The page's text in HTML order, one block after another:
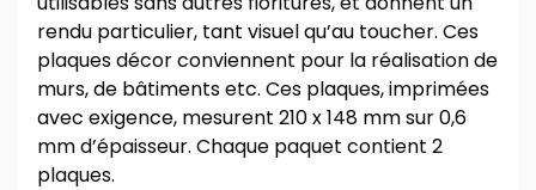
rendu particulier, tant visuel qu’au toucher. Ces
plaques décor conviennent pour la réalisation de
murs, de bâtiments etc. Ces plaques, imprimées
avec exigence, mesurent 210 x 148 mm sur 0,6
mm d’épaisseur. Chaque paquet contient 2
plaques.